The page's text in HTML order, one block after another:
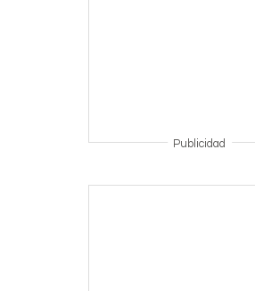
Publicidad